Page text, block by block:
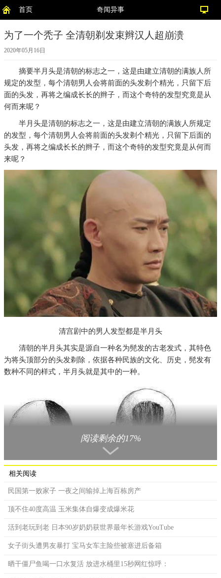
首页 奇闻异事
为了一个秃子 全清朝剃发束辫汉人超崩溃
2020年05月16日
摘要半月头是清朝的标志之一，这是由建立清朝的满族人所
规定的发型，每个清朝男人会将前面的头发剃个精光，只留下后
面的头发，再将之编成长长的辫子，而这个奇特的发型究竟是从
何而来呢？
半月头是清朝的标志之一，这是由建立清朝的满族人所规定
的发型，每个清朝男人会将前面的头发剃个精光，只留下后面的
头发，再将之编成长长的辫子，而这个奇特的发型究竟是从何而
来呢？
清宫剧中的男人发型都是半月头
清朝的半月头其实是源自一种名为髡发的古老发式，其特色
为将头顶部分的头发剃除，依据各种民族的文化、历史，髡发有
数种不同的样式，半月头就是其中的一种。
法。第一个说法据说是在满族的祖先女真族的传说中，有位英雄
阅读剩余的17%
相关阅读
民国第一败家子 一夜之间输掉上海百栋房产
顶不住40度高温 玉米集体自爆变成爆米花
活到老玩到老 日本90岁奶奶获世界最年长游戏YouTube
女子街头遭男友暴打 宝马女车主险些被塞进后备箱
晒干僵尸鱼喝一口水复活 放进水桶里15秒网红惊呼：